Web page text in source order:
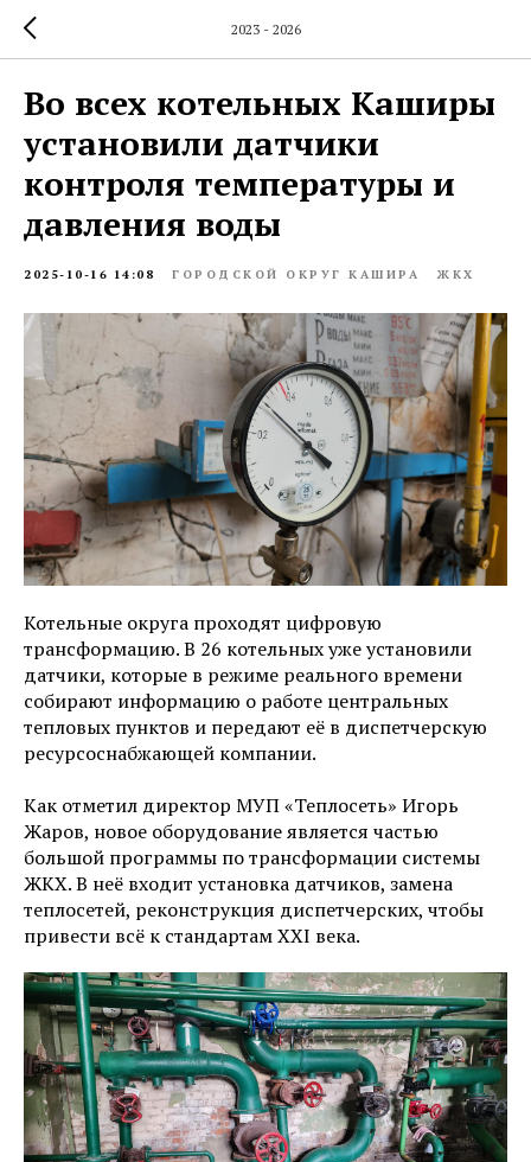
2023 - 2026
Во всех котельных Каширы
установили датчики
контроля температуры и
давления воды
2025-10-16 14:08 ГОРОДСКОЙ ОКРУГ КАШИРА ЖКХ
Котельные округа проходят цифровую
трансформацию. В 26 котельных уже установили
датчики, которые в режиме реального времени
собирают информацию о работе центральных
тепловых пунктов и передают её в диспетчерскую
ресурсоснабжающей компании.
Как отметил директор МУП «Теплосеть» Игорь
Жаров, новое оборудование является частью
большой программы по трансформации системы
ЖКХ. В неё входит установка датчиков, замена
теплосетей, реконструкция диспетчерских, чтобы
привести всё к стандартам XXI века.